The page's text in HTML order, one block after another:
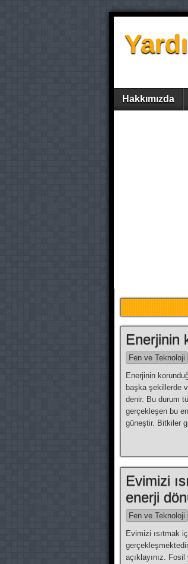
Hakkımızda
Enerjinin
Fen ve Teknoloji
Enerjinin
başka şekillerde
denir. Bu durum
gerçekleşen bu
güneştir. Bitkiler
Evimizi
enerji
Fen ve Teknoloji
Evimizi ısıtmak
açıklayınız.